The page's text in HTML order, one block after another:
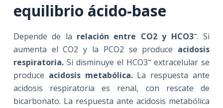
equilibrio ácido-base
Depende de la relación entre CO2 y HCO3–. Si
aumenta el CO2 y la PCO2 se produce acidosis
respiratoria. Si disminuye el HCO3– extracelular se
produce acidosis metabólica. La respuesta ante
acidosis respiratoria es renal, con rescate de
bicarbonato. La respuesta ante acidosis metabólica